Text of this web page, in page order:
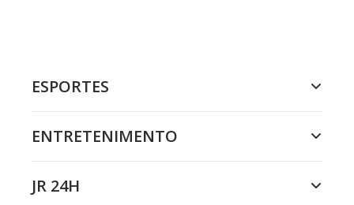
ESPORTES
ENTRETENIMENTO
JR 24H